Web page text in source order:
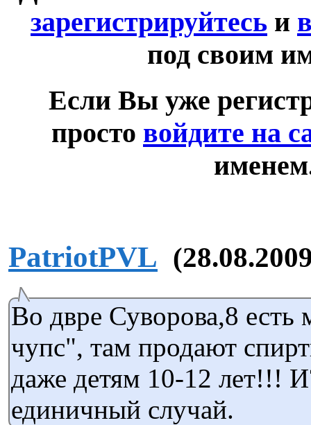
зарегистрируйтесь и
под своим
Если Вы уже
просто войдите на
PatriotPVL
Во двре Суворова,8 есть
чупс", там продают
даже детям 10-12 лет!!!
единичный случай.